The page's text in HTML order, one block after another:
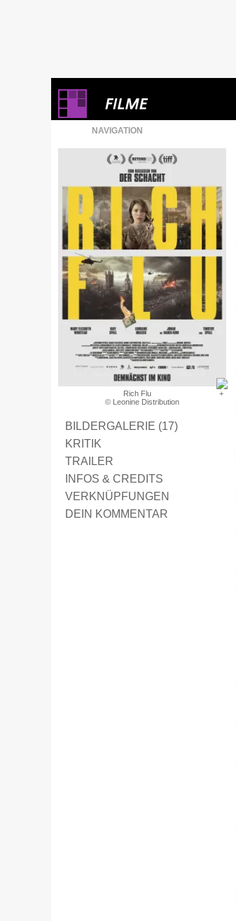
NAVIGATION
Rich Flu
© Leonine Distribution
BILDERGALERIE (17)
KRITIK
TRAILER
INFOS & CREDITS
VERKNÜPFUNGEN
DEIN KOMMENTAR